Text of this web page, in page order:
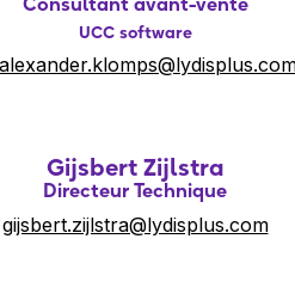
UCC software
Gijsbert Zijlstra
Directeur Technique
gijsbert.zijlstra@lydisplus.com